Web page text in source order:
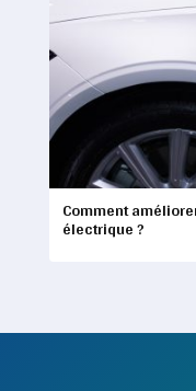
Comment
électrique ?